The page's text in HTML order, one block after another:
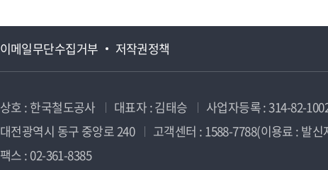
이메일무단수집거부 저작권정책
상호 : 한국철도공사 대표자 : 김태승 사업자등록 : 314-82-
대전광역시 동구 중앙로 240
고객센터 : 1588-7788(이용료 : 발신
팩스 : 02-361-8385